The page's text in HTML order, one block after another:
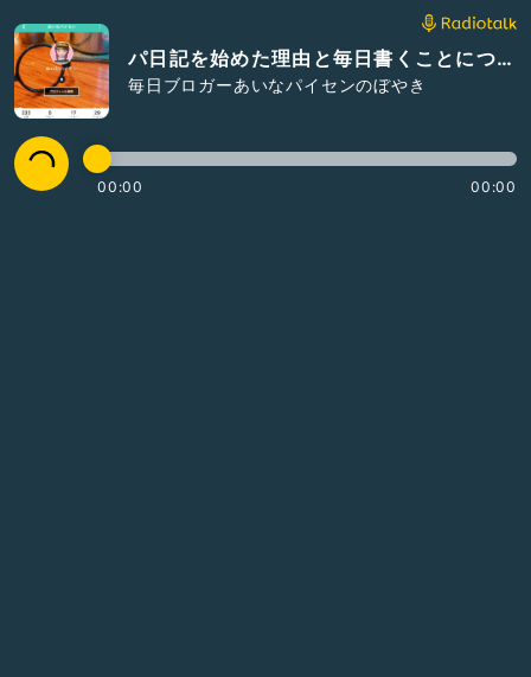
パ日記を始めた理由と毎日書くことについて！
毎日ブロガーあいなパイセンのぼやき
00:00 00:00